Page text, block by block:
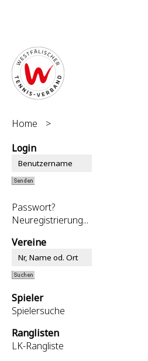
Home
>
Login
Passwort?
Neuregistrierung...
Vereine
Spieler
Spielersuche
Ranglisten
LK-Rangliste